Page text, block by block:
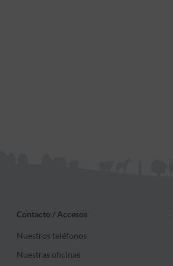
Contacto / Accesos
Nuestros teléfonos
Nuestras oficinas